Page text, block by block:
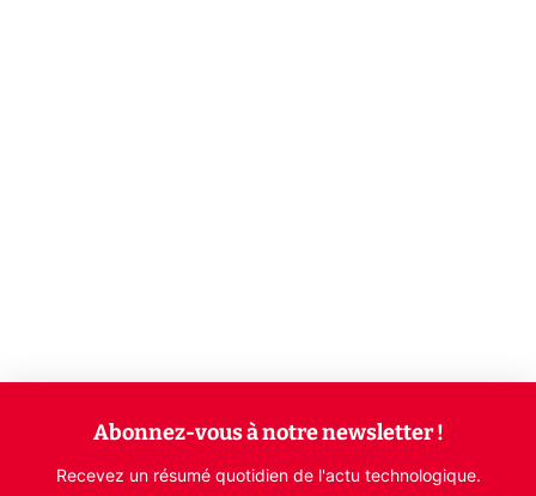
Abonnez-vous à notre newsletter !
Recevez un résumé quotidien de l'actu technologique.